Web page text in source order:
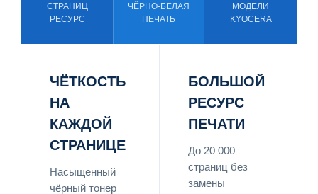
СТРАНИЦ
РЕСУРС
ЧЁРНО-БЕЛАЯ
ПЕЧАТЬ
МОДЕЛИ
KYOCERA
ЧЁТКОСТЬ
НА
КАЖДОЙ
СТРАНИЦЕ
Насыщенный
чёрный тонер
БОЛЬШОЙ
РЕСУРС
ПЕЧАТИ
До 20 000
страниц без
замены